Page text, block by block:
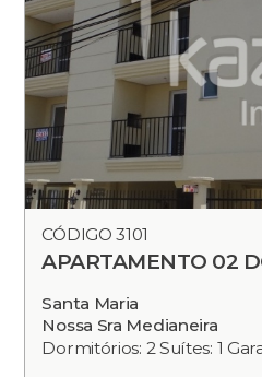
CÓDIGO 3101
APARTAMENTO 02
Santa Maria
Nossa Sra Medianeira
Dormitórios: 2 Suítes: 1